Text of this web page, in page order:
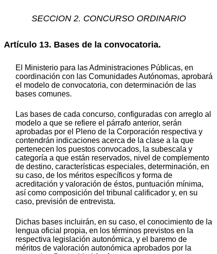
SECCION 2. CONCURSO ORDINARIO
Artículo 13. Bases de la convocatoria.
El Ministerio para las Administraciones Públicas, en
coordinación con las Comunidades Autónomas, aprobará
el modelo de convocatoria, con determinación de las
bases comunes.
Las bases de cada concurso, configuradas con arreglo al
modelo a que se refiere el párrafo anterior, serán
aprobadas por el Pleno de la Corporación respectiva y
contendrán indicaciones acerca de la clase a la que
pertenecen los puestos convocados, la subescala y
categoría a que están reservados, nivel de complemento
de destino, características especiales, determinación, en
su caso, de los méritos específicos y forma de
acreditación y valoración de éstos, puntuación mínima,
así como composición del tribunal calificador y, en su
caso, previsión de entrevista.
Dichas bases incluirán, en su caso, el conocimiento de la
lengua oficial propia, en los términos previstos en la
respectiva legislación autonómica, y el baremo de
méritos de valoración autonómica aprobados por la